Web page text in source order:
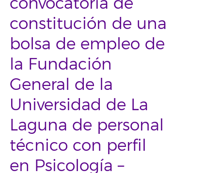
constitución de una
bolsa de empleo de
la Fundación
General de la
Universidad de La
Laguna de personal
técnico con perfil
en Psicología –